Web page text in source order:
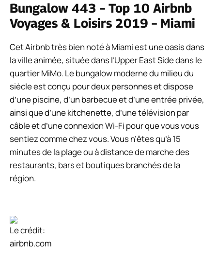
Bungalow 443 – Top 10 Airbnb
Voyages & Loisirs 2019 – Miami
Cet Airbnb très bien noté à Miami est une oasis dans
la ville animée, située dans l’Upper East Side dans le
quartier MiMo. Le bungalow moderne du milieu du
siècle est conçu pour deux personnes et dispose
d’une piscine, d’un barbecue et d’une entrée privée,
ainsi que d’une kitchenette, d’une télévision par
câble et d’une connexion Wi-Fi pour que vous vous
sentiez comme chez vous. Vous n’êtes qu’à 15
minutes de la plage ou à distance de marche des
restaurants, bars et boutiques branchés de la
région.
Le crédit:
airbnb.com